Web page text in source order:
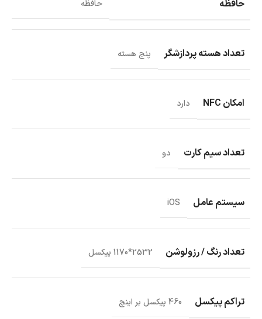
حافظه حافظه
تعداد هسته پردازشگر پنج هسته
امکان NFC دارد
تعداد سیم کارت دو
سیستم عامل iOS
تعداد رنگ / رزولوشن 2532*1170 پیکسل
تراکم پیکسل 460 پیکسل بر اینچ